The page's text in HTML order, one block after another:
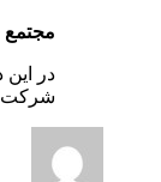
در
شرکت